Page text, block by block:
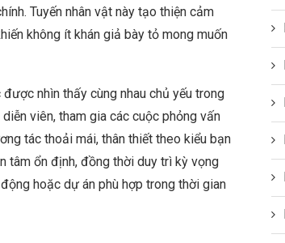
Tuyến nhân vật này tạo thiện cảm
không ít khán giả bày tỏ mong muốn
nhìn thấy cùng nhau chủ yếu trong
viên, tham gia các cuộc phỏng vấn
tác thoải mái, thân thiết theo kiểu bạn
ổn định, đồng thời duy trì kỳ vọng
hoặc dự án phù hợp trong thời gian